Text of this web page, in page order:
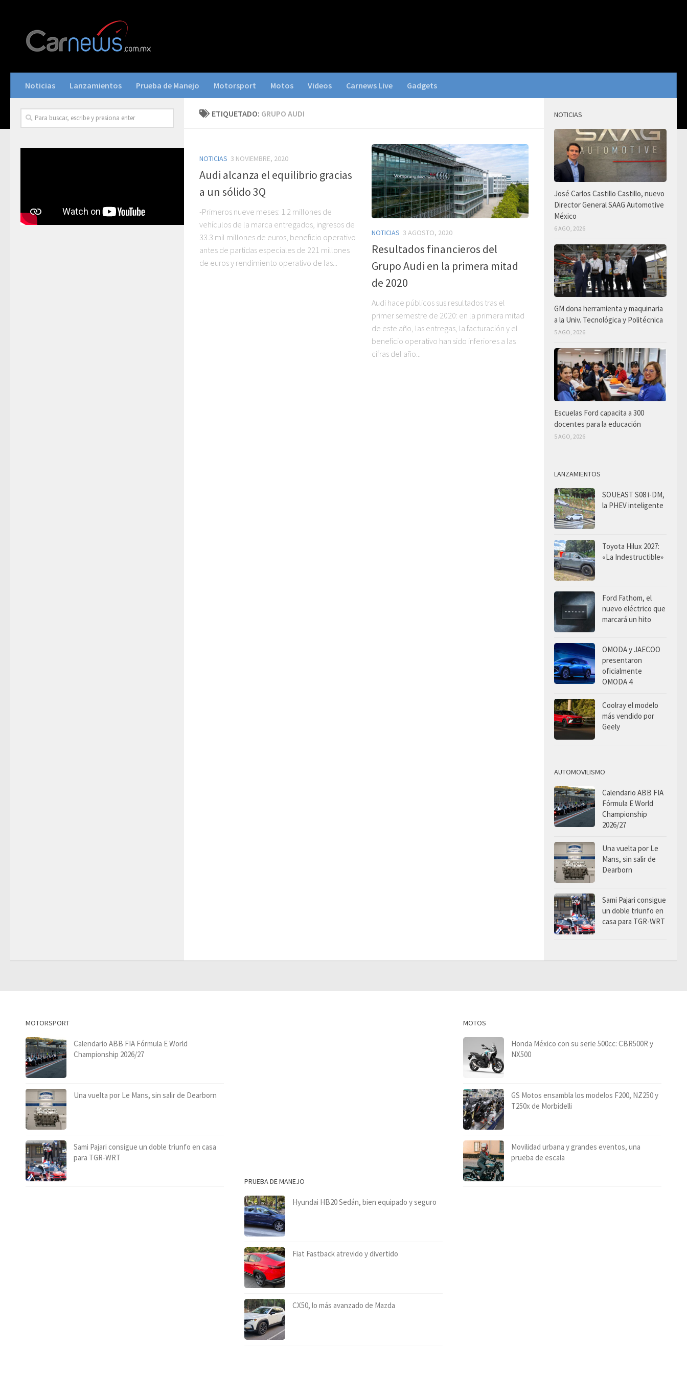
Noticias Lanzamientos Prueba de Manejo Motorsport Motos Videos Carnews Live Gadgets
ETIQUETADO: GRUPO AUDI
NOTICIAS 3 NOVIEMBRE, 2020
Audi alcanza el equilibrio gracias
a un sólido 3Q
-Primeros nueve meses: 1.2 millones de
vehículos de la marca entregados, ingresos de
33.3 mil millones de euros, beneficio operativo
antes de partidas especiales de 221 millones
de euros y rendimiento operativo de las...
NOTICIAS 3 AGOSTO, 2020
Resultados financieros del
Grupo Audi en la primera mitad
de 2020
Audi hace públicos sus resultados tras el
primer semestre de 2020: en la primera mitad
de este año, las entregas, la facturación y el
beneficio operativo han sido inferiores a las
cifras del año...
NOTICIAS
José Carlos Castillo Castillo, nuevo
Director General SAAG Automotive
México
6 AGO, 2026
GM dona herramienta y maquinaria
a la Univ. Tecnológica y Politécnica
5 AGO, 2026
Escuelas Ford capacita a 300
docentes para la educación
5 AGO, 2026
LANZAMIENTOS
SOUEAST S08 i-DM,
la PHEV inteligente
Toyota Hilux 2027:
«La Indestructible»
Ford Fathom, el
nuevo eléctrico que
marcará un hito
OMODA y JAECOO
presentaron
oficialmente
OMODA 4
Coolray el modelo
más vendido por
Geely
AUTOMOVILISMO
Calendario ABB FIA
Fórmula E World
Championship
2026/27
Una vuelta por Le
Mans, sin salir de
Dearborn
Sami Pajari consigue
un doble triunfo en
casa para TGR-WRT
MOTORSPORT
Calendario ABB FIA Fórmula E World
Championship 2026/27
Una vuelta por Le Mans, sin salir de Dearborn
Sami Pajari consigue un doble triunfo en casa
para TGR-WRT
PRUEBA DE MANEJO
Hyundai HB20 Sedán, bien equipado y seguro
Fiat Fastback atrevido y divertido
CX50, lo más avanzado de Mazda
MOTOS
Honda México con su serie 500cc: CBR500R y
NX500
GS Motos ensambla los modelos F200, NZ250 y
T250x de Morbidelli
Movilidad urbana y grandes eventos, una
prueba de escala